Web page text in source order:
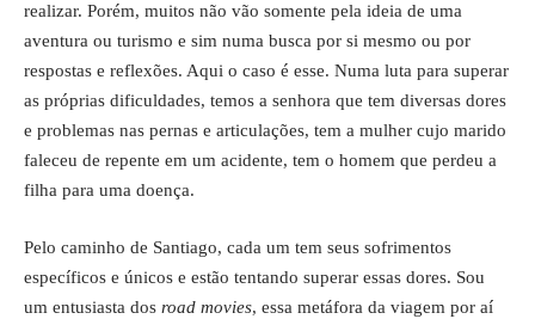
realizar. Porém, muitos não vão somente pela ideia de uma
aventura ou turismo e sim numa busca por si mesmo ou por
respostas e reflexões. Aqui o caso é esse. Numa luta para superar
as próprias dificuldades, temos a senhora que tem diversas dores
e problemas nas pernas e articulações, tem a mulher cujo marido
faleceu de repente em um acidente, tem o homem que perdeu a
filha para uma doença.
Pelo caminho de Santiago, cada um tem seus sofrimentos
específicos e únicos e estão tentando superar essas dores. Sou
um entusiasta dos road movies, essa metáfora da viagem por aí